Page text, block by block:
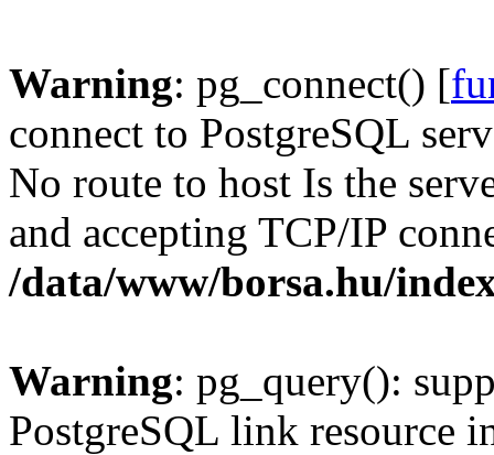
Warning: pg_connect() [
connect to PostgreSQL
No route to host Is the
and accepting TCP/IP
/data/www/borsa.hu/
Warning: pg_query():
PostgreSQL link resource